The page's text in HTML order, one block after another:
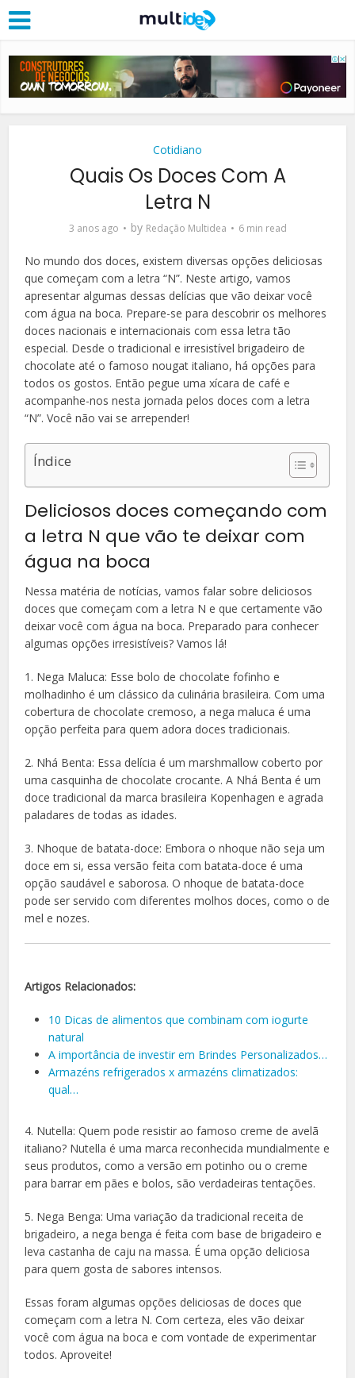
Cotidiano
Quais Os Doces Com A
Letra N
3 anos ago by Redação Multidea 6 min read
No mundo dos doces, existem diversas opções deliciosas
que começam com a letra “N”. Neste artigo, vamos
apresentar algumas dessas delícias que vão deixar você
com água na boca. Prepare-se para descobrir os melhores
doces nacionais e internacionais com essa letra tão
especial. Desde o tradicional e irresistível brigadeiro de
chocolate até o famoso nougat italiano, há opções para
todos os gostos. Então pegue uma xícara de café e
acompanhe-nos nesta jornada pelos doces com a letra
“N”. Você não vai se arrepender!
Índice
Deliciosos doces começando com
a letra N que vão te deixar com
água na boca
Nessa matéria de notícias, vamos falar sobre deliciosos
doces que começam com a letra N e que certamente vão
deixar você com água na boca. Preparado para conhecer
algumas opções irresistíveis? Vamos lá!
1. Nega Maluca: Esse bolo de chocolate fofinho e
molhadinho é um clássico da culinária brasileira. Com uma
cobertura de chocolate cremoso, a nega maluca é uma
opção perfeita para quem adora doces tradicionais.
2. Nhá Benta: Essa delícia é um marshmallow coberto por
uma casquinha de chocolate crocante. A Nhá Benta é um
doce tradicional da marca brasileira Kopenhagen e agrada
paladares de todas as idades.
3. Nhoque de batata-doce: Embora o nhoque não seja um
doce em si, essa versão feita com batata-doce é uma
opção saudável e saborosa. O nhoque de batata-doce
pode ser servido com diferentes molhos doces, como o de
mel e nozes.
Artigos Relacionados:
10 Dicas de alimentos que combinam com iogurte
natural
A importância de investir em Brindes Personalizados…
Armazéns refrigerados x armazéns climatizados:
qual…
4. Nutella: Quem pode resistir ao famoso creme de avelã
italiano? Nutella é uma marca reconhecida mundialmente e
seus produtos, como a versão em potinho ou o creme
para barrar em pães e bolos, são verdadeiras tentações.
5. Nega Benga: Uma variação da tradicional receita de
brigadeiro, a nega benga é feita com base de brigadeiro e
leva castanha de caju na massa. É uma opção deliciosa
para quem gosta de sabores intensos.
Essas foram algumas opções deliciosas de doces que
começam com a letra N. Com certeza, eles vão deixar
você com água na boca e com vontade de experimentar
todos. Aproveite!